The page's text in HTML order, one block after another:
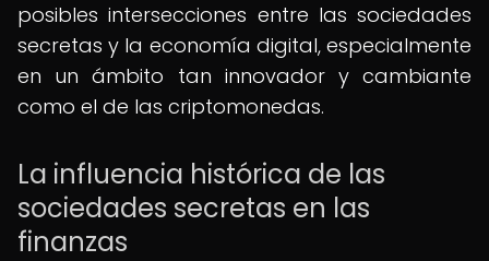
posibles intersecciones entre las sociedades
secretas y la economía digital, especialmente
en un ámbito tan innovador y cambiante
como el de las criptomonedas.
La influencia histórica de las
sociedades secretas en las
finanzas